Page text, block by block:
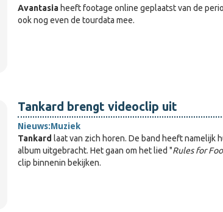
Avantasiaheeft footage online geplaatst van de
ook nog even de tourdata mee.
Tankard brengt videoclip uit
Nieuws:Muziek
Tankard laat van zich horen. De band heeft namelijk
album uitgebracht. Het gaan om het lied "Rules for
clip binnenin bekijken.